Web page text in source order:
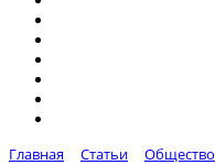
Главная Статьи Общество